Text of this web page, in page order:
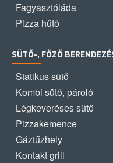
Fagyasztóláda
Pizza hűtő
SÜTŐ-, FŐZŐ
Statikus sütő
Kombi sütő, pároló
Légkeveréses sütő
Pizzakemence
Gáztűzhely
Kontakt grill